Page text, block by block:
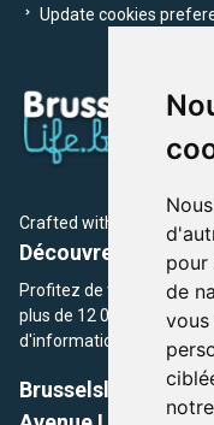
pour
de
vous
Update cookies
Crafted with by
Découvrez plus de
Profitez de toutes les
plus de 12 000 adresses
d'informations et de
Brusselslife.be